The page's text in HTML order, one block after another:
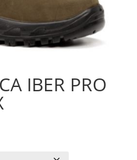
IBER PRO